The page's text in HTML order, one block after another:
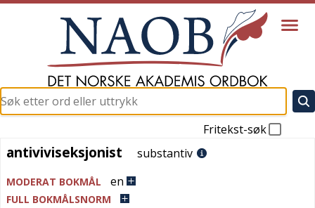
Fritekst-søk
antiviviseksjonist
antiviviseksjonist substantiv
MODERAT BOKMÅL en
FULL BOKMÅLSNORM